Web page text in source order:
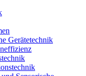
Gerätetechnik